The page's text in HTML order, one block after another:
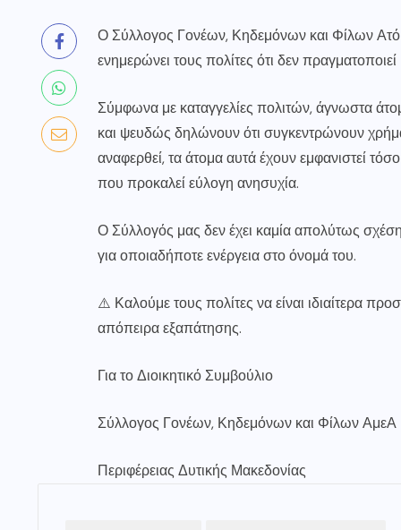
Ο Σύλλογος Γονέων, Κηδεμόνων και Φίλων
ενημερώνει τους πολίτες ότι δεν
Σύμφωνα με καταγγελίες πολιτών, άγνωστα
και ψευδώς δηλώνουν ότι συγκεντρώνουν
αναφερθεί, τα άτομα αυτά έχουν εμφανιστεί
που προκαλεί εύλογη ανησυχία.
Ο Σύλλογός μας δεν έχει καμία απολύτως σχέση
για οποιαδήποτε ενέργεια στο όνομά του.
⚠️ Καλούμε τους πολίτες να είναι ιδιαίτερα
απόπειρα εξαπάτησης.
Για το Διοικητικό Συμβούλιο
Σύλλογος Γονέων, Κηδεμόνων και Φίλων ΑμεΑ
Περιφέρειας Δυτικής Μακεδονίας